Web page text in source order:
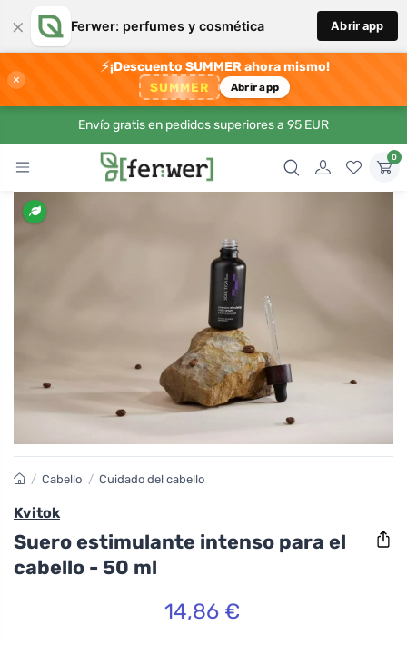
× Ferwer: perfumes y cosmética Abrir app
×
⚡¡Descuento SUMMER ahora mismo!
SUMMER Abrir app
Envío gratis en pedidos superiores a 95 EUR
0
/ Cabello / Cuidado del cabello
Kvitok
Suero estimulante intenso para el
cabello - 50 ml
14,86 €